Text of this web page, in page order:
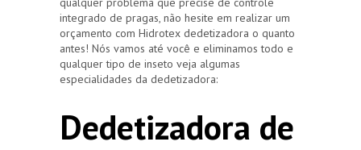
integrado de pragas, não hesite em realizar um
orçamento com Hidrotex dedetizadora o quanto
antes! Nós vamos até você e eliminamos todo e
qualquer tipo de inseto veja algumas
especialidades da dedetizadora:
Dedetizadora de